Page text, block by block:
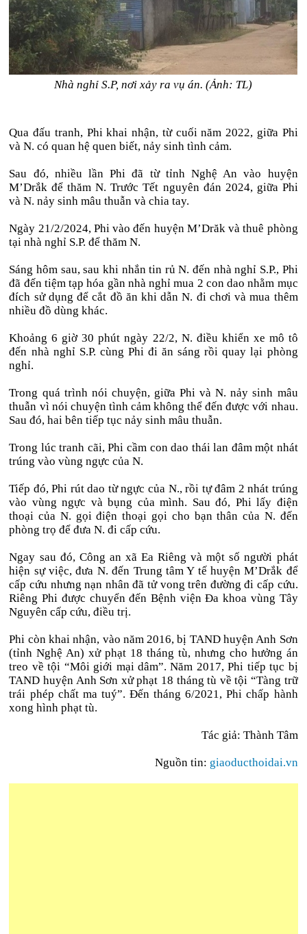
Nhà nghỉ S.P, nơi xảy ra vụ án. (Ảnh: TL)
Qua đấu tranh, Phi khai nhận, từ cuối năm 2022, giữa Phi
và N. có quan hệ quen biết, nảy sinh tình cảm.
Sau đó, nhiều lần Phi đã từ tỉnh Nghệ An vào huyện
M’Drắk để thăm N. Trước Tết nguyên đán 2024, giữa Phi
và N. nảy sinh mâu thuẫn và chia tay.
Ngày 21/2/2024, Phi vào đến huyện M’Drăk và thuê phòng
tại nhà nghỉ S.P. để thăm N.
Sáng hôm sau, sau khi nhắn tin rủ N. đến nhà nghỉ S.P., Phi
đã đến tiệm tạp hóa gần nhà nghỉ mua 2 con dao nhằm mục
đích sử dụng để cắt đồ ăn khi dẫn N. đi chơi và mua thêm
nhiều đồ dùng khác.
Khoảng 6 giờ 30 phút ngày 22/2, N. điều khiển xe mô tô
đến nhà nghỉ S.P. cùng Phi đi ăn sáng rồi quay lại phòng
nghỉ.
Trong quá trình nói chuyện, giữa Phi và N. nảy sinh mâu
thuẫn vì nói chuyện tình cảm không thể đến được với nhau.
Sau đó, hai bên tiếp tục nảy sinh mâu thuẫn.
Trong lúc tranh cãi, Phi cầm con dao thái lan đâm một nhát
trúng vào vùng ngực của N.
Tiếp đó, Phi rút dao từ ngực của N., rồi tự đâm 2 nhát trúng
vào vùng ngực và bụng của mình. Sau đó, Phi lấy điện
thoại của N. gọi điện thoại gọi cho bạn thân của N. đến
phòng trọ để đưa N. đi cấp cứu.
Ngay sau đó, Công an xã Ea Riêng và một số người phát
hiện sự việc, đưa N. đến Trung tâm Y tế huyện M’Drắk để
cấp cứu nhưng nạn nhân đã tử vong trên đường đi cấp cứu.
Riêng Phi được chuyển đến Bệnh viện Đa khoa vùng Tây
Nguyên cấp cứu, điều trị.
Phi còn khai nhận, vào năm 2016, bị TAND huyện Anh Sơn
(tỉnh Nghệ An) xử phạt 18 tháng tù, nhưng cho hưởng án
treo về tội “Môi giới mại dâm”. Năm 2017, Phi tiếp tục bị
TAND huyện Anh Sơn xử phạt 18 tháng tù về tội “Tàng trữ
trái phép chất ma tuý”. Đến tháng 6/2021, Phi chấp hành
xong hình phạt tù.
Tác giả: Thành Tâm
Nguồn tin: giaoducthoidai.vn